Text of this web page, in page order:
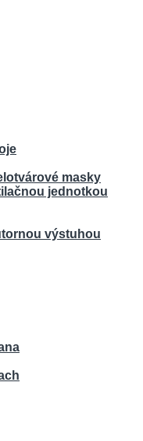
masky
jednotkou
výstuhou